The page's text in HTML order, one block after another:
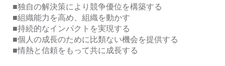
■独自の解決策により競争優位を構築する
■組織能力を高め、組織を動かす
■持続的なインパクトを実現する
■個人の成長のために比類ない機会を提供する
■情熱と信頼をもって共に成長する